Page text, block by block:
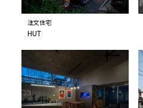
注文住宅
HUT